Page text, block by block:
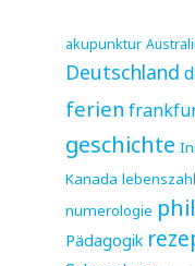
akupunktur
Deutschland
ferien
geschichte
Kanada lebenszahl
numerologie
Pädagogik